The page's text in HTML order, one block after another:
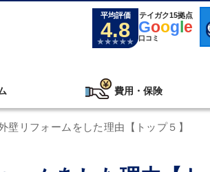
平均評価
4.8
テイガク15拠点
Google
口コミ
費用・保険
壁リフォームをした理由【トップ５】